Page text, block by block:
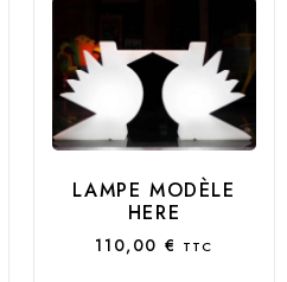
LAMPE MODÈLE
HERE
110,00 € TTC